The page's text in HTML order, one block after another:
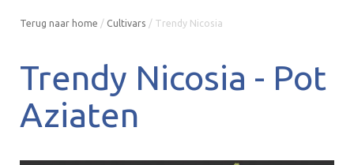
Terug naar home / Cultivars / Trendy Nicosia
Trendy Nicosia - Pot
Aziaten